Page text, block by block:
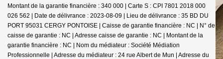
Montant de la garantie financière : 340 000 | Carte S : CPI 7801 2018 000
026 562 | Date de délivrance : 2023-08-09 | Lieu de délivrance : 35 BD DU
PORT 95031 CERGY PONTOISE | Caisse de garantie financière : NC | N° de
caisse de garantie : NC | Adresse caisse de garantie : NC | Montant de la
garantie financière : NC | Nom du médiateur : Société Médiation
Professionnelle | Adresse du médiateur : 24 rue Albert de Mun | Adresse du